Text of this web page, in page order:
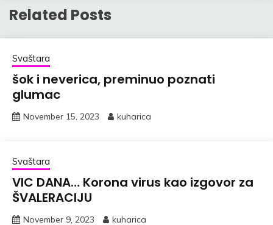
Related Posts
Svaštara
šok i neverica, preminuo poznati
glumac
November 15, 2023 kuharica
Svaštara
VIC DANA… Korona virus kao izgovor za
ŠVALERACIJU
November 9, 2023 kuharica